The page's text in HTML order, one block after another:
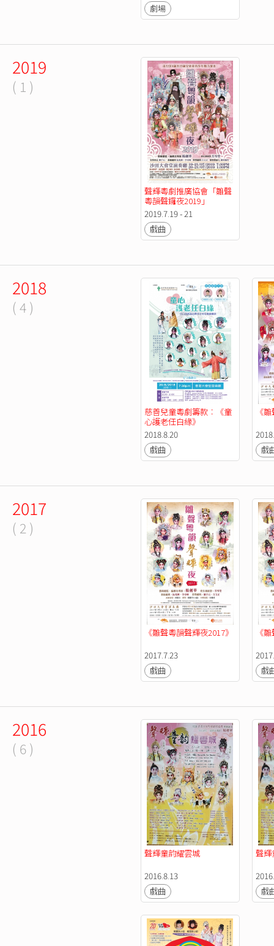
劇場
2019
( 1 )
聲輝粵劇推廣協會「雛聲
粵韻聲鑼夜2019」
2019.7.19 - 21
戲曲
2018
( 4 )
慈善兒童粵劇籌款︰《童
心護老任白緣》
2018.8.20
戲曲
《
戲
2017
( 2 )
《雛聲粵韻聲輝夜2017》
2017.7.23
戲曲
《
戲
2016
( 6 )
聲輝童韵耀雲城
2016.8.13
戲曲
聲輝
戲